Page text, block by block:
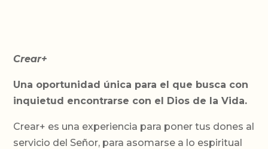
Crear+
Una oportunidad única para el que busca con
inquietud encontrarse con el Dios de la Vida.
Crear+ es una experiencia para poner tus dones al
servicio del Señor, para asomarse a lo espiritual